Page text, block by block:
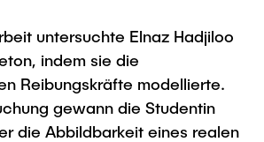
untersuchte Elnaz Hadjiloo
indem sie die
Reibungskräfte modellierte.
gewann die Studentin
die Abbildbarkeit eines realen